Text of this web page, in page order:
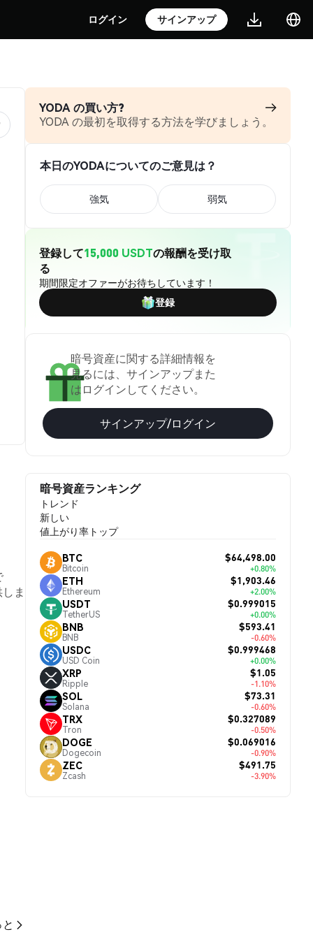
ログイン サインアップ
ま
YODA の買い方?
YODA の最初を取得する方法を学びましょう。
本日のYODAについてのご意見は？
強気 弱気
登録して15,000 USDTの報酬を受け取
る
期間限定オファーがお待ちしています！
登録
暗号資産に関する詳細情報を
見るには、サインアップまた
はログインしてください。
サインアップ/ログイン
暗号資産ランキング
トレンド
新しい
値上がり率トップ
BTC
Bitcoin
$64,498.00
+0.80%
ETH
Ethereum
$1,903.46
+2.00%
USDT
TetherUS
$0.999015
+0.00%
BNB
BNB
$593.41
-0.60%
USDC
USD Coin
$0.999468
+0.00%
XRP
Ripple
$1.05
-1.10%
SOL
Solana
$73.31
-0.60%
TRX
Tron
$0.327089
-0.50%
DOGE
Dogecoin
$0.069016
-0.90%
ZEC
Zcash
$491.75
-3.90%